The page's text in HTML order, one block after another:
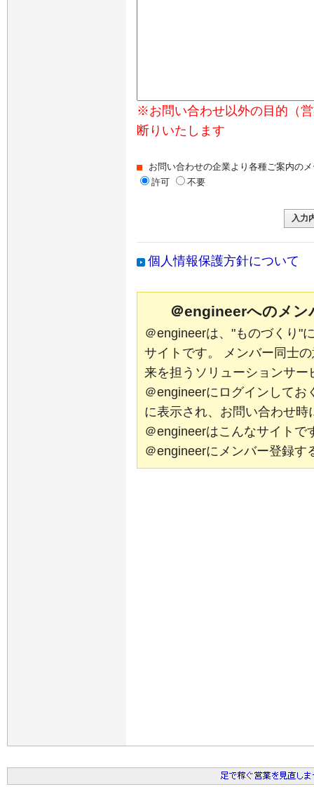
※お問い合わせ以外の目的（
断りいたします
お問い合わせの企業より各種ご案内の
許可
不要
個人情報保護方針について
＠engineerへのメン
＠engineerは、"ものづくり"
サイトです。 メンバー同士
来を担うソリューションサ
＠engineerにログインしてお
に表示され、お問い合わせ時
＠engineerはこんなサイ
＠engineerにメンバー登